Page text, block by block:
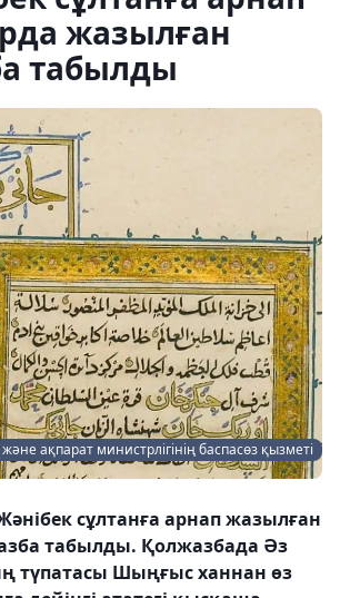
жазылған
табылды
ақпарат министрлігінің баспасөз қызметі
сұлтанға арнап жазылған
табылды. Қолжазбада Әз
түпатасы Шыңғыс ханнан өз